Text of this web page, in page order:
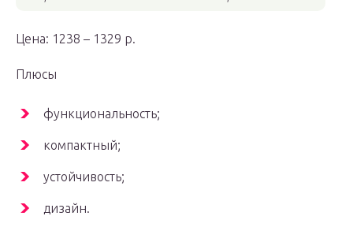
Цена: 1238 – 1329 р.
Плюсы
функциональность;
компактный;
устойчивость;
дизайн.